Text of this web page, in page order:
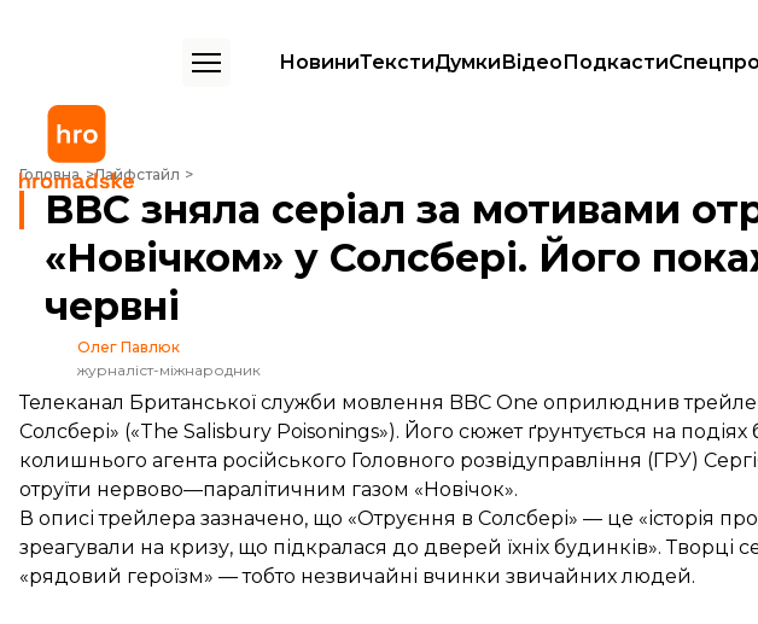
НовиниТекстиДумкиВідеоПодкасти
Головна Лайфстайл
BBC зняла серіал за мотивами отруєння «Новічком» у Солсбері. Його покажуть вже у червні
BBC зняла серіал за мотивами
«Новічком» у Солсбері. Його
червні
Олег Павлюк
журналіст-міжнародник
Телеканал Британської служби мовлення BBC One оприлюднив
Солсбері» («The Salisbury Poisonings»). Його сюжет ґрунтується на
колишнього агента російського Головного розвідуправління (ГРУ)
отруїти нервово—паралітичним газом «Новічок».
В описі трейлера зазначено, що «Отруєння в Солсбері» — це «історія
зреагували на кризу, що підкралася до дверей їхніх будинків». Творці
«рядовий героїзм» — тобто незвичайні вчинки звичайних людей.